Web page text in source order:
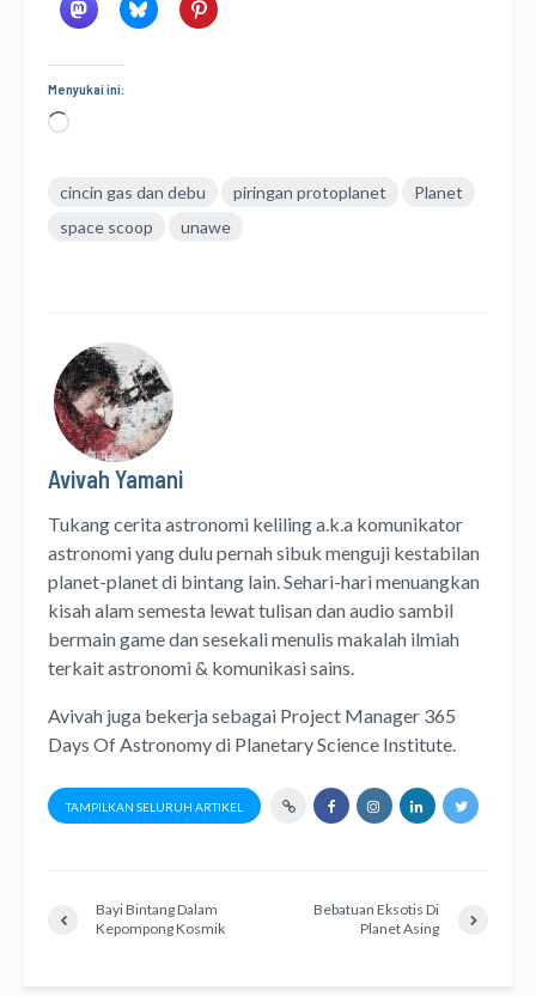
Menyukai ini:
Memuat...
cincin gas dan debu piringan protoplanet
Planet
space scoop
unawe
Avivah Yamani
Tukang cerita astronomi kelilinga.k.a komunikator
astronomiyang dulu pernah sibuk menguji kestabilan
planet-planet di bintang lain. Sehari-hari menuangkan
kisah alam semesta lewattulisandanaudio sambil
bermain game dan sesekali menulis makalah ilmiah
terkait astronomi & komunikasi sains.
Avivah juga bekerja sebagai Project Manager 365
Days Of Astronomydi Planetary Science Institute.
TAMPILKAN SELURUH ARTIKEL
Bayi Bintang Dalam
Kepompong Kosmik
Bebatuan Eksotis Di
Planet Asing